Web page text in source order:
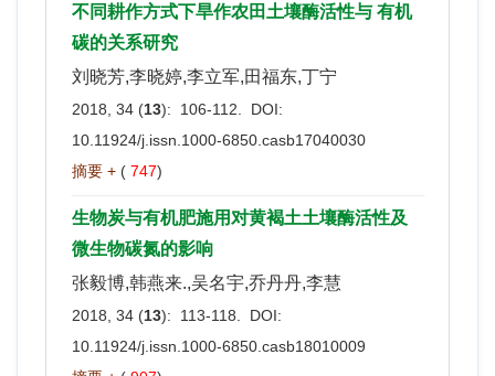
不同耕作方式下旱作农田土壤酶活性与 有机
碳的关系研究
刘晓芳,李晓婷,李立军,田福东,丁宁
2018, 34 (13): 106-112. DOI:
10.11924/j.issn.1000-6850.casb17040030
摘要 + ( 747)
生物炭与有机肥施用对黄褐土土壤酶活性及
微生物碳氮的影响
张毅博,韩燕来.,吴名宇,乔丹丹,李慧
2018, 34 (13): 113-118. DOI:
10.11924/j.issn.1000-6850.casb18010009